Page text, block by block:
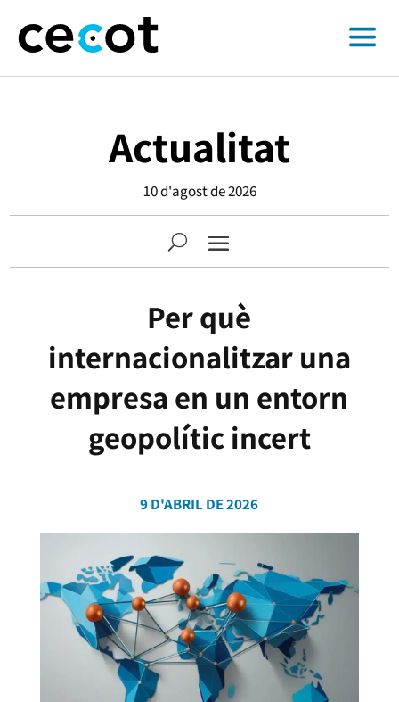
Actualitat
10 d'agost de 2026
Per què
internacionalitzar una
empresa en un entorn
geopolític incert
9 D'ABRIL DE 2026